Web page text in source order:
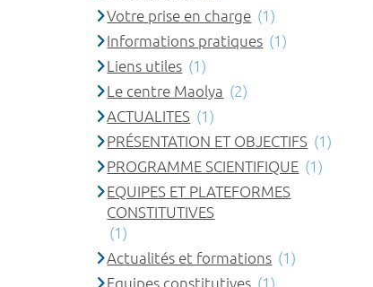
Votre prise en charge (1)
Informations pratiques (1)
Liens utiles (1)
Le centre Maolya (2)
ACTUALITES (1)
PRÉSENTATION ET OBJECTIFS (1)
PROGRAMME SCIENTIFIQUE (1)
EQUIPES ET PLATEFORMES
CONSTITUTIVES
(1)
Actualités et formations (1)
Equipes constitutives (1)